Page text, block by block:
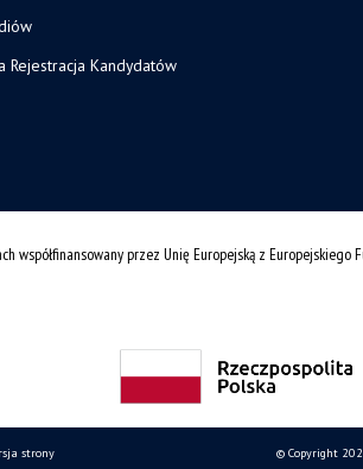
Rejestracja Kandydatów
przez Unię Europejską z
strony © Copyright